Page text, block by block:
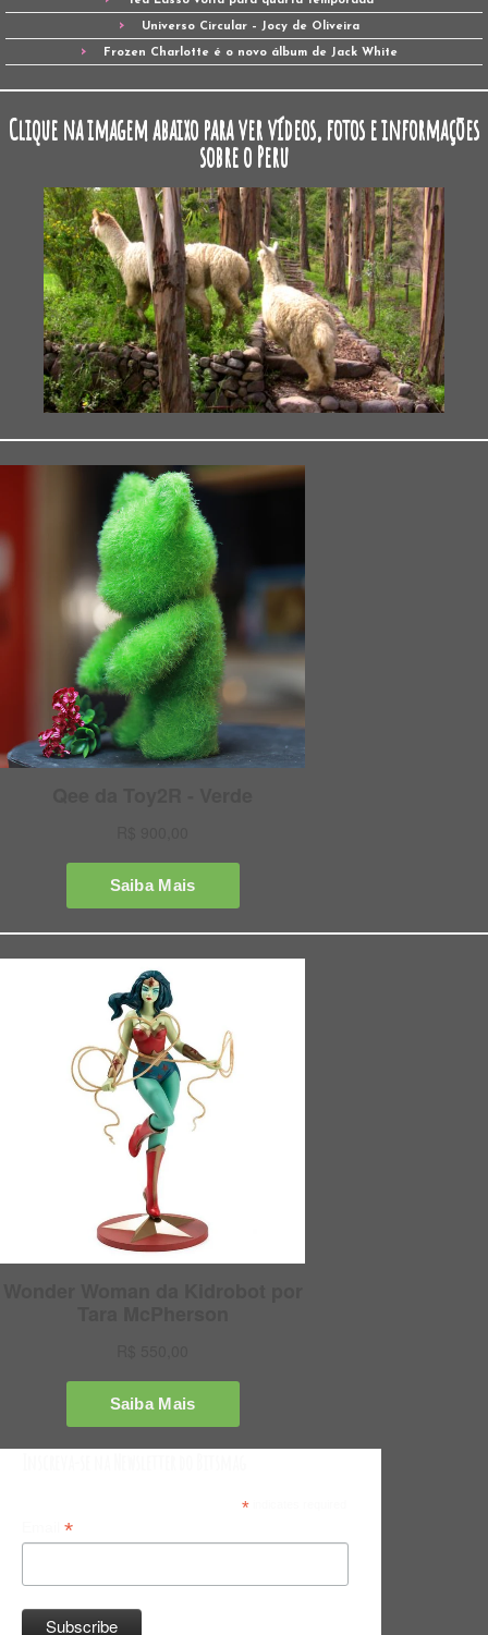
Universo Circular – Jocy de Oliveira
Frozen Charlotte é o novo álbum de Jack White
Clique na imagem abaixo para ver vídeos, fotos e informações
sobre o Peru
*indicates required
*